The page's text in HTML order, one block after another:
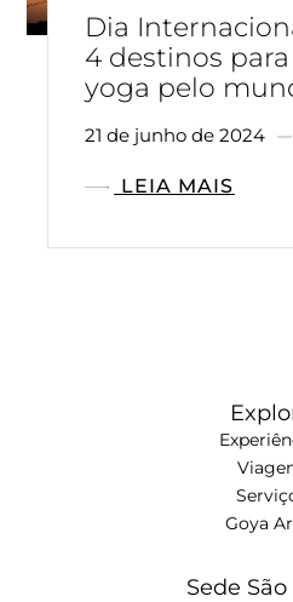
Dia
4 destinos
yoga pelo
21 de junho de 2024
LEIA MAIS
Goya
Sede